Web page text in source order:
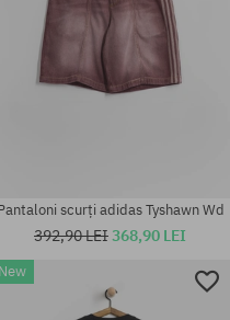
Mărimi existente:
scurți adidas Tyshawn Wd
392,90 LEI368,90 LEI
New